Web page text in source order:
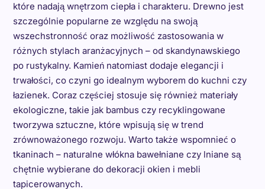
które nadają wnętrzom ciepła i charakteru. Drewno jest
szczególnie popularne ze względu na swoją
wszechstronność oraz możliwość zastosowania w
różnych stylach aranżacyjnych – od skandynawskiego
po rustykalny. Kamień natomiast dodaje elegancji i
trwałości, co czyni go idealnym wyborem do kuchni czy
łazienek. Coraz częściej stosuje się również materiały
ekologiczne, takie jak bambus czy recyklingowane
tworzywa sztuczne, które wpisują się w trend
zrównoważonego rozwoju. Warto także wspomnieć o
tkaninach – naturalne włókna bawełniane czy lniane są
chętnie wybierane do dekoracji okien i mebli
tapicerowanych.